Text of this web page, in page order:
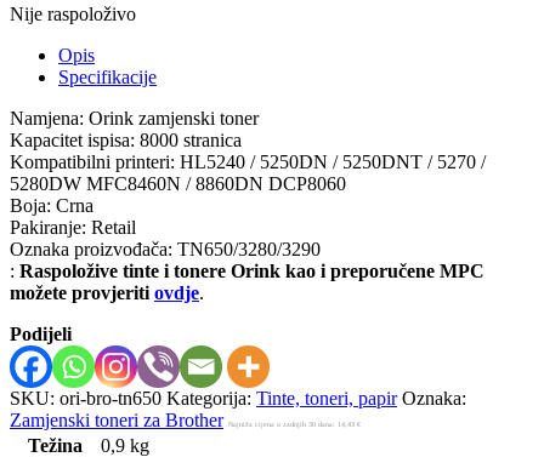
Nije raspoloživo
Opis
Specifikacije
Namjena: Orink zamjenski toner
Kapacitet ispisa: 8000 stranica
Kompatibilni printeri: HL5240 / 5250DN / 5250DNT / 5270 /
5280DW MFC8460N / 8860DN DCP8060
Boja: Crna
Pakiranje: Retail
Oznaka proizvođača: TN650/3280/3290
: Raspoložive tinte i tonere Orink kao i preporučene MPC
možete provjeriti ovdje.
Podijeli
SKU: ori-bro-tn650 Kategorija: Tinte, toneri, papir Oznaka:
Zamjenski toneri za Brother
Najniža cijena u zadnjih 30 dana: 14,43 €
Težina
0,9 kg